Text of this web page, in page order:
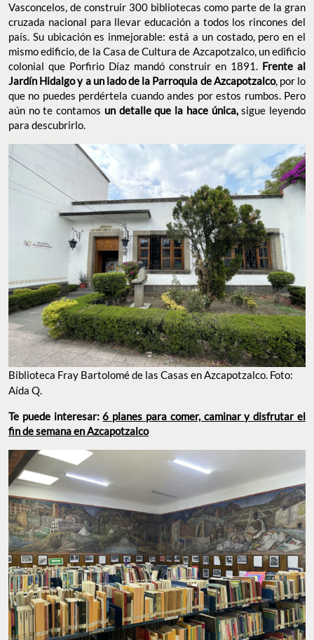
Vasconcelos, de construir 300 bibliotecas como parte de la gran
cruzada nacional para llevar educación a todos los rincones del
país. Su ubicación es inmejorable: está a un costado, pero en el
mismo edificio, de la Casa de Cultura de Azcapotzalco, un edificio
colonial que Porfirio Díaz mandó construir en 1891. Frente al
Jardín Hidalgo y a un lado de la Parroquia de Azcapotzalco, por lo
que no puedes perdértela cuando andes por estos rumbos. Pero
aún no te contamos un detalle que la hace única,sigue leyendo
para descubrirlo.
Biblioteca Fray Bartolomé de las Casas en Azcapotzalco. Foto:
Aída Q.
Te puede interesar:6 planes para comer, caminar y disfrutar el
fin de semana en Azcapotzalco